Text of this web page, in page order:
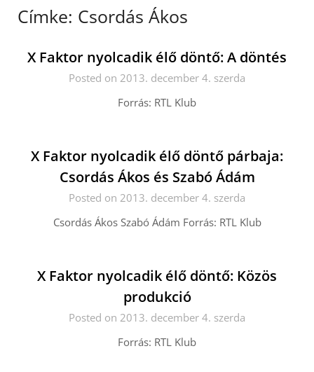
Címke: Csordás Ákos
X Faktor nyolcadik élő döntő: A döntés
Posted on 2013. december 4. szerda
Forrás: RTL Klub
X Faktor nyolcadik élő döntő párbaja:
Csordás Ákos és Szabó Ádám
Posted on 2013. december 4. szerda
Csordás Ákos Szabó Ádám Forrás: RTL Klub
X Faktor nyolcadik élő döntő: Közös
produkció
Posted on 2013. december 4. szerda
Forrás: RTL Klub